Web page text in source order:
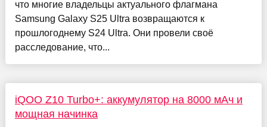
что многие владельцы актуального флагмана
Samsung Galaxy S25 Ultra возвращаются к
прошлогоднему S24 Ultra. Они провели своё
расследование, что...
iQOO Z10 Turbo+: аккумулятор на 8000 мАч и
мощная начинка